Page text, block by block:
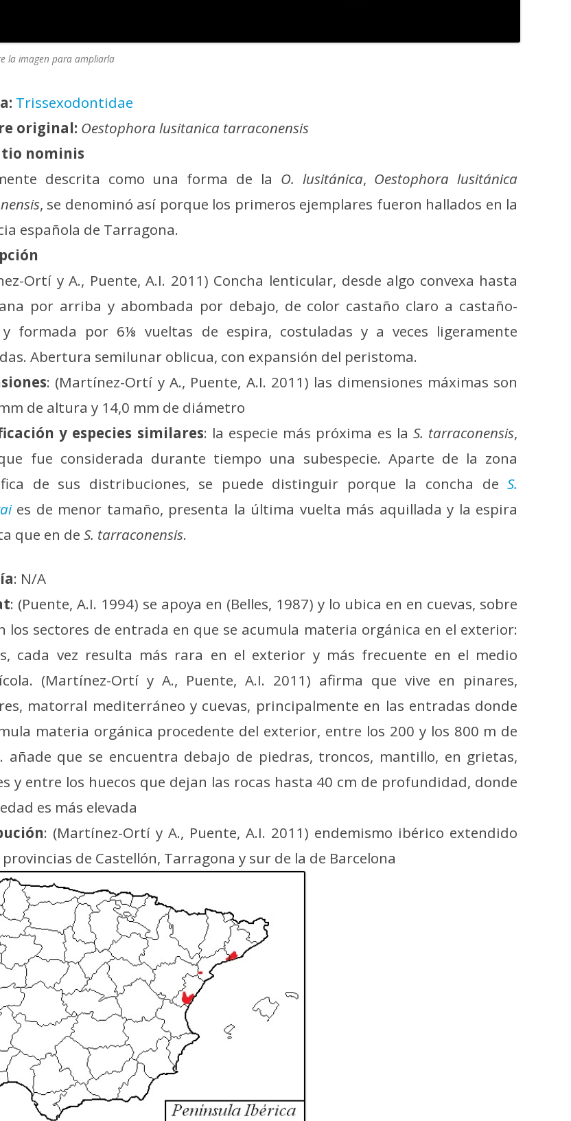
la imagen para ampliarla
Trissexodontidae
original: Oestophora lusitanica tarraconensis
nominis
descrita como una forma de la O. lusitánica, Oestophora lusitánica
, se denominó así porque los primeros ejemplares fueron hallados en la
española de Tarragona.
Ortí y A., Puente, A.I. 2011) Concha lenticular, desde algo convexa hasta
por arriba y abombada por debajo, de color castaño claro a castaño-
y formada por 6⅛ vueltas de espira, costuladas y a veces ligeramente
Abertura semilunar oblicua, con expansión del peristoma.
: (Martínez-Ortí y A., Puente, A.I. 2011) las dimensiones máximas son
de altura y 14,0 mm de diámetro
y especies similares: la especie más próxima es laS. tarraconensis,
fue considerada durante tiempo una subespecie. Aparte de la zona
de sus distribuciones, se puede distinguir porque la concha de S.
es de menor tamaño, presenta la última vuelta más aquillada y la espira
que en de S. tarraconensis.
: N/A
: (Puente, A.I. 1994) se apoya en (Belles, 1987) y lo ubica en en cuevas, sobre
los sectores de entrada en que se acumula materia orgánica en el exterior:
cada vez resulta más rara en el exterior y más frecuente en el medio
(Martínez-Ortí y A., Puente, A.I. 2011) afirma que vive en pinares,
matorral mediterráneo y cuevas, principalmente en las entradas donde
materia orgánica procedente del exterior, entre los 200 y los 800 m de
añade que se encuentra debajo de piedras, troncos, mantillo, en grietas,
y entre los huecos que dejan las rocas hasta 40 cm de profundidad, donde
es más elevada
: (Martínez-Ortí y A., Puente, A.I. 2011) endemismo ibérico extendido
de Castellón, Tarragona y sur de la de Barcelona